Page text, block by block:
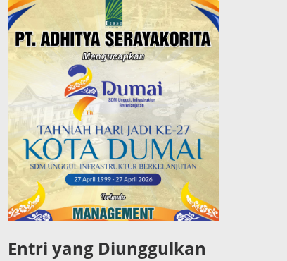
Entri yang Diunggulkan